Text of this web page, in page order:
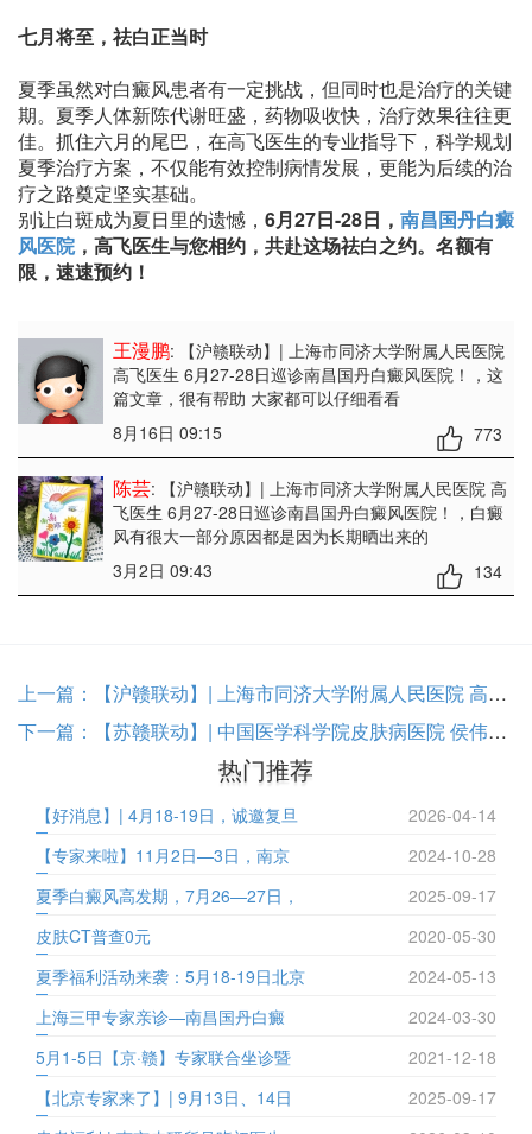
七月将至，祛白正当时
夏季虽然对白癜风患者有一定挑战，但同时也是治疗的关键
期。夏季人体新陈代谢旺盛，药物吸收快，治疗效果往往更
佳。抓住六月的尾巴，在高飞医生的专业指导下，科学规划
夏季治疗方案，不仅能有效控制病情发展，更能为后续的治
疗之路奠定坚实基础。
别让白斑成为夏日里的遗憾， 6月27日-28日， 南昌国丹白癜
风医院，高飞医生与您相约，共赴这场祛白之约。名额有
限，速速预约！
王漫鹏: 【沪赣联动】| 上海市同济大学附属人民医院
高飞医生 6月27-28日巡诊南昌国丹白癜风医院！ ，这
篇文章，很有帮助 大家都可以仔细看看
8月16日 09:15
773
陈芸: 【沪赣联动】| 上海市同济大学附属人民医院 高
飞医生 6月27-28日巡诊南昌国丹白癜风医院！ ，白癜
风有很大一部分原因都是因为长期晒出来的
3月2日 09:43
134
上一篇：
【沪赣联动】| 上海市同济大学附属人民医院 高飞医生 6月27-28日巡诊南昌国丹白癜风医院！
下一篇：
【苏赣联动】| 中国医学科学院皮肤病医院 侯伟医生 7月4-5日巡诊南昌国丹白癜风医院！
热门推荐
【好消息】| 4月18-19日，诚邀复旦
2026-04-14
【专家来啦】11月2日—3日，南京
2024-10-28
夏季白癜风高发期，7月26—27日，
2025-09-17
皮肤CT普查0元
2020-05-30
夏季福利活动来袭：5月18-19日北京
2024-05-13
上海三甲专家亲诊—南昌国丹白癜
2024-03-30
5月1-5日【京·赣】专家联合坐诊暨
2021-12-18
【北京专家来了】| 9月13日、14日
2025-09-17